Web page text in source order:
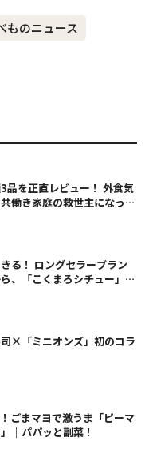
ものニュース
品を正直レビュー！ 外食気
働き家庭の救世主になって
る！ ロングセラーブラン
、「こくまろシチュー」＜
×「ミニオンズ」初のコラ
ごまマヨで激うま「ピーマ
｜パパッと副菜！